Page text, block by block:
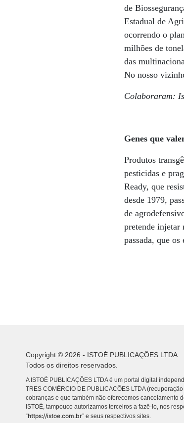
de
Estadual de
ocorrendo o
milhões de
das
No nosso
Colaboraram:
Genes que
Produtos
pesticidas e
Ready, que
desde 1979,
de
pretende
passada, que
Copyright © 2026 - ISTOÉ PUBLICAÇÕES LTDA
Todos os direitos reservados.
A ISTOÉ PUBLICAÇÕES LTDA é um portal digital
TRES COMÉRCIO DE PUBLICACÕES LTDA
cobranças e que também não oferecemos cancelamento
ISTOÉ, tampouco autorizamos terceiros a fazê-lo, nos
“https://istoe.com.br” e seus respectivos sites.